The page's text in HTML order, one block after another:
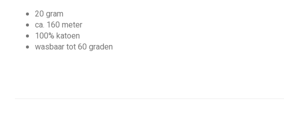
20 gram
ca. 160 meter
100% katoen
wasbaar tot 60 graden